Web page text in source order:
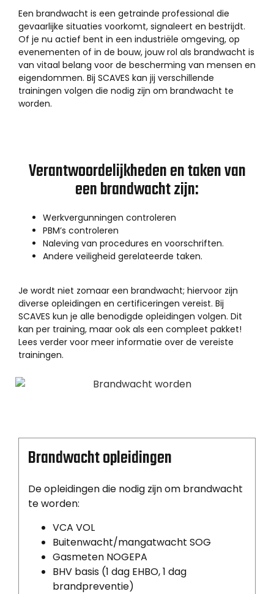
Een brandwacht is een getrainde professional die
gevaarlijke situaties voorkomt, signaleert en bestrijdt.
Of je nu actief bent in een industriële omgeving, op
evenementen of in de bouw, jouw rol als brandwacht is
van vitaal belang voor de bescherming van mensen en
eigendommen. Bij SCAVES kan jij verschillende
trainingen volgen die nodig zijn om brandwacht te
worden.
Verantwoordelijkheden en taken van
een brandwacht zijn:
Werkvergunningen controleren
PBM’s controleren
Naleving van procedures en voorschriften.
Andere veiligheid gerelateerde taken.
Je wordt niet zomaar een brandwacht; hiervoor zijn
diverse opleidingen en certificeringen vereist. Bij
SCAVES kun je alle benodigde opleidingen volgen. Dit
kan per training, maar ook als een compleet pakket!
Lees verder voor meer informatie over de vereiste
trainingen.
Brandwacht opleidingen
De opleidingen die nodig zijn om brandwacht
te worden:
VCA VOL
Buitenwacht/mangatwacht SOG
Gasmeten NOGEPA
BHV basis (1 dag EHBO, 1 dag
brandpreventie)